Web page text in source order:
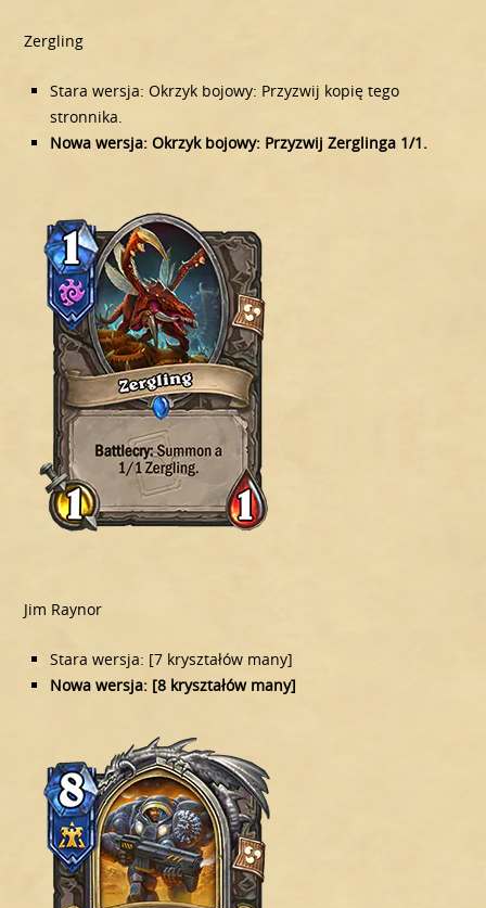
Zergling
Stara wersja: Okrzyk bojowy: Przyzwij kopię tego
stronnika.
Nowa wersja: Okrzyk bojowy: Przyzwij Zerglinga 1/1.
Jim Raynor
Stara wersja: [7 kryształów many]
Nowa wersja: [8 kryształów many]